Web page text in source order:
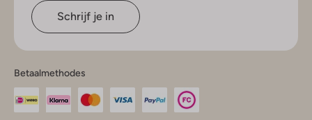
Schrijf je in
Betaalmethodes